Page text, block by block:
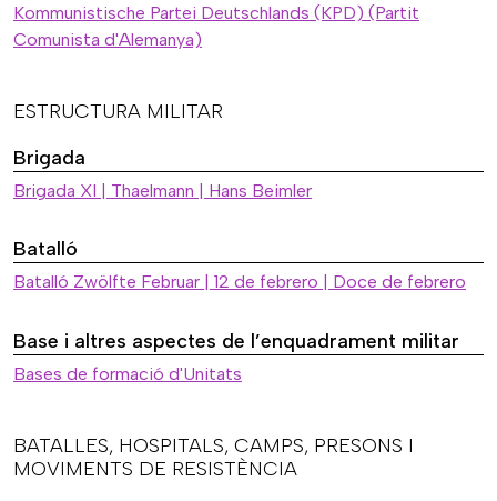
Kommunistische Partei Deutschlands (KPD) (Partit
Comunista d'Alemanya)
ESTRUCTURA MILITAR
Brigada
Brigada XI | Thaelmann | Hans Beimler
Batalló
Batalló Zwölfte Februar | 12 de febrero | Doce de febrero
Base i altres aspectes de l’enquadrament militar
Bases de formació d'Unitats
BATALLES, HOSPITALS, CAMPS, PRESONS I
MOVIMENTS DE RESISTÈNCIA